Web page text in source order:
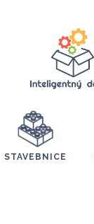
STAVEBNICE